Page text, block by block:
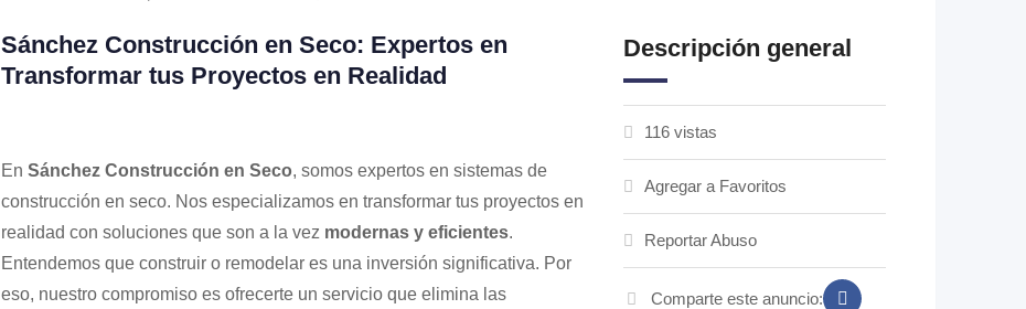
Sánchez Construcción en Seco: Expertos en
Transformar tus Proyectos en Realidad
En Sánchez Construcción en Seco, somos expertos en sistemas de
construcción en seco. Nos especializamos en transformar tus proyectos en
realidad con soluciones que son a la vez modernas y eficientes.
Entendemos que construir o remodelar es una inversión significativa. Por
eso, nuestro compromiso es ofrecerte un servicio que elimina las
Descripción general
116 vistas
Agregar a Favoritos
Reportar Abuso
Comparte este anuncio: